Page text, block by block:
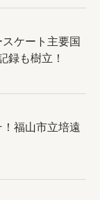
ケート主要国
録も樹立！
！福山市立培遠